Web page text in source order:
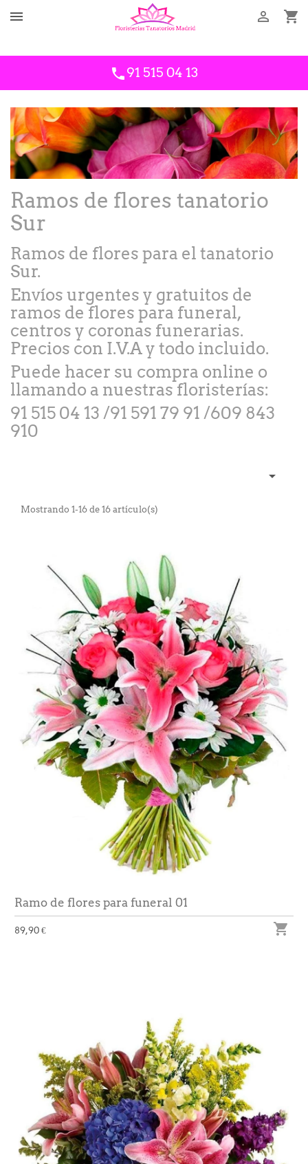
 

phone91 515 04 13
Ramos de flores tanatorio
Sur
Ramos de flores para el tanatorio
Sur.
Envíos urgentes y gratuitos de
ramos de flores para funeral,
centros y coronas funerarias.
Precios con I.V.A y todo incluido.
Puede hacer su compra online o
llamando a nuestras floristerías:
91 515 04 13 /91 591 79 91 /609 843
910

Mostrando 1-16 de 16 artículo(s)
Ramo de flores para funeral 01
89,90 € 